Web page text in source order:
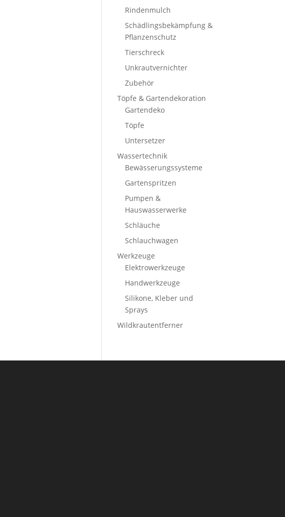
Rindenmulch
Schädlingsbekämpfung &
Pflanzenschutz
Tierschreck
Unkrautvernichter
Zubehör
Töpfe & Gartendekoration
Gartendeko
Töpfe
Untersetzer
Wassertechnik
Bewässerungssysteme
Gartenspritzen
Pumpen &
Hauswasserwerke
Schläuche
Schlauchwagen
Werkzeuge
Elektrowerkzeuge
Handwerkzeuge
Silikone, Kleber und
Sprays
Wildkrautentferner